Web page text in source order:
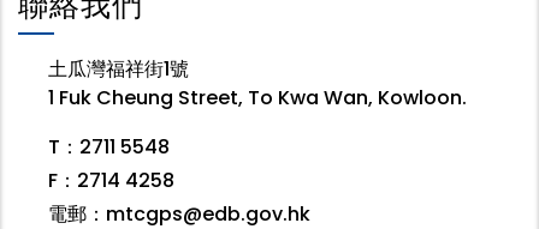
土瓜灣福祥街1號
1 Fuk Cheung Street, To Kwa Wan, Kowloon.
T：2711 5548
F：2714 4258
電郵： mtcgps@edb.gov.hk